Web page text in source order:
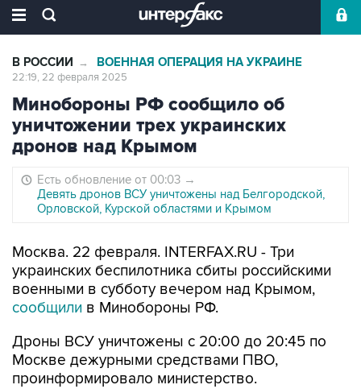
В РОССИИ → ВОЕННАЯ ОПЕРАЦИЯ НА УКРАИНЕ
22:19, 22 февраля 2025
Минобороны РФ сообщило об
уничтожении трех украинских
дронов над Крымом
Есть обновление от 00:03 →
Девять дронов ВСУ уничтожены над Белгородской,
Орловской, Курской областями и Крымом
Москва. 22 февраля. INTERFAX.RU - Три
украинских беспилотника сбиты российскими
военными в субботу вечером над Крымом,
сообщили в Минобороны РФ.
Дроны ВСУ уничтожены с 20:00 до 20:45 по
Москве дежурными средствами ПВО,
проинформировало министерство.